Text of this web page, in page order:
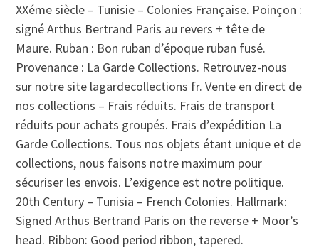
XXéme siècle – Tunisie – Colonies Française. Poinçon :
signé Arthus Bertrand Paris au revers + tête de
Maure. Ruban : Bon ruban d’époque ruban fusé.
Provenance : La Garde Collections. Retrouvez-nous
sur notre site lagardecollections fr. Vente en direct de
nos collections – Frais réduits. Frais de transport
réduits pour achats groupés. Frais d’expédition La
Garde Collections. Tous nos objets étant unique et de
collections, nous faisons notre maximum pour
sécuriser les envois. L’exigence est notre politique.
20th Century – Tunisia – French Colonies. Hallmark:
Signed Arthus Bertrand Paris on the reverse + Moor’s
head. Ribbon: Good period ribbon, tapered.